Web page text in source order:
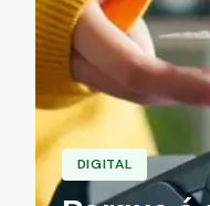
DIGITAL